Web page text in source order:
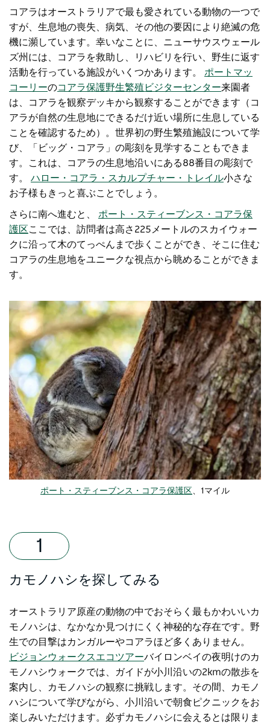
コアラはオーストラリアで最も愛されている動物の一つで
すが、生息地の喪失、病気、その他の要因により絶滅の危
機に瀕しています。幸いなことに、ニューサウスウェール
ズ州には、コアラを救助し、リハビリを行い、野生に返す
活動を行っている施設がいくつかあります。
ポートマッ
コーリーのコアラ保護野生繁殖ビジターセンター来園者
は、コアラを観察デッキから観察することができます（コ
アラが自然の生息地にできるだけ近い場所に生息している
ことを確認するため）。世界初の野生繁殖施設について学
び、「ビッグ・コアラ」の彫刻を見学することもできま
す。これは、コアラの生息地沿いにある88番目の彫刻で
す。
ハロー・コアラ・スカルプチャー・トレイル小さな
お子様もきっと喜ぶことでしょう。
さらに南へ進むと、
ポート・スティーブンス・コアラ保
護区 ここでは、訪問者は高さ225メートルのスカイウォー
クに沿って木のてっぺんまで歩くことができ、そこに住む
コアラの生息地をユニークな視点から眺めることができま
す。
ポート・スティーブンス・コアラ保護区 、1マイル
カモノハシを探してみる
オーストラリア原産の動物の中でおそらく最もかわいいカ
モノハシは、なかなか見つけにくく神秘的な存在です。野
生での目撃はカンガルーやコアラほど多くありません。
ビジョンウォークスエコツアーバイロンベイの夜明けのカ
モノハシウォークでは、ガイドが小川沿いの2kmの散歩を
案内し、カモノハシの観察に挑戦します。その間、カモノ
ハシについて学びながら、小川沿いで朝食ピクニックをお
楽しみいただけます。必ずカモノハシに会えるとは限りま